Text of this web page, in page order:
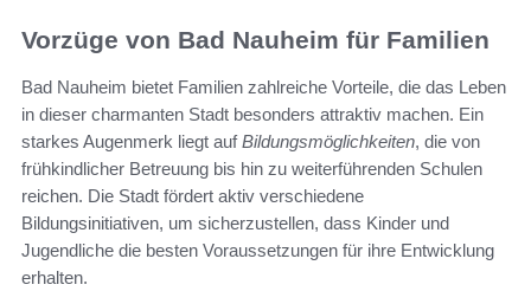
Vorzüge von Bad Nauheim für Familien
Bad Nauheim bietet Familien zahlreiche Vorteile, die das Leben
in dieser charmanten Stadt besonders attraktiv machen. Ein
starkes Augenmerk liegt aufBildungsmöglichkeiten, die von
frühkindlicher Betreuung bis hin zu weiterführenden Schulen
reichen. Die Stadt fördert aktiv verschiedene
Bildungsinitiativen, um sicherzustellen, dass Kinder und
Jugendliche die besten Voraussetzungen für ihre Entwicklung
erhalten.